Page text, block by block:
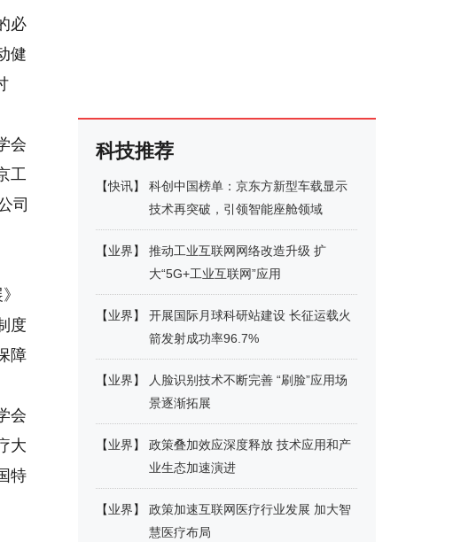
必
健
会
工
司
度
障
会
大
特
科技推荐
【快讯】
科创中国榜单：京东方新型车载显示
技术再突破，引领智能座舱领域
【业界】
推动工业互联网网络改造升级 扩
大“5G+工业互联网”应用
【业界】
开展国际月球科研站建设 长征运载火
箭发射成功率96.7%
【业界】
人脸识别技术不断完善 “刷脸”应用场
景逐渐拓展
【业界】
政策叠加效应深度释放 技术应用和产
业生态加速演进
【业界】
政策加速互联网医疗行业发展 加大智
慧医疗布局